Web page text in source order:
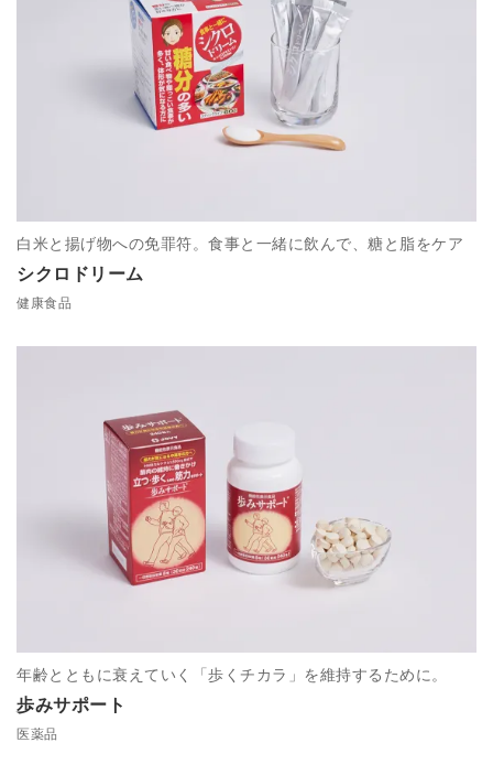
シクロドリーム
白米と揚げ物への免罪符。食事と一緒に飲んで、糖と脂をケア
健康食品
歩みサポート
年齢とともに衰えていく「歩くチカラ」を維持するために。
医薬品